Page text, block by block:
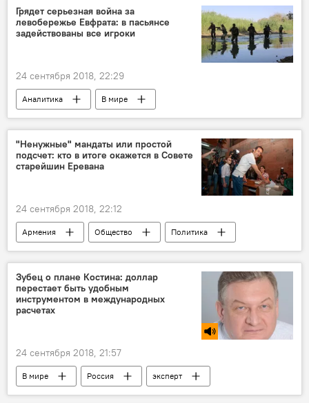
Урегулирование карабахского конфликта
Азербайджан
Степанакерт
Зограб Мнацаканян
Грядет серьезная война за
левобережье Евфрата: в пасьянсе
задействованы все игроки
24 сентября 2018, 22:29
Аналитика В мире
"Ненужные" мандаты или простой
подсчет: кто в итоге окажется в Совете
старейшин Еревана
24 сентября 2018, 22:12
Армения Общество
Политика
Совет старейшин
мандат
Новости Армения
Зубец о плане Костина: доллар
перестает быть удобным
инструментом в международных
расчетах
24 сентября 2018, 21:57
В мире Россия
эксперт
Голос